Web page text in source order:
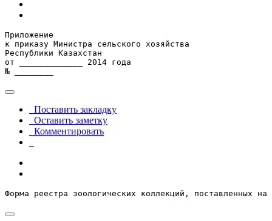
Приложение
к приказу Министра сельского хозяйства
Республики Казахстан
от _____________ 2014 года
№ ________
Поставить закладку
Оставить заметку
Комментировать
Форма реестра зоологических коллекций, поставленных на